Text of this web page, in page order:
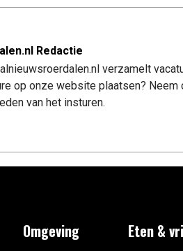
Redactie
verzamelt
op onze website plaatsen? Neem
van het insturen.
Omgeving Eten &